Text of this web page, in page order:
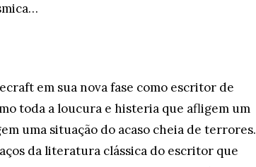
em sua nova fase como escritor de
toda a loucura e histeria que afligem um
uma situação do acaso cheia de terrores.
da literatura clássica do escritor que